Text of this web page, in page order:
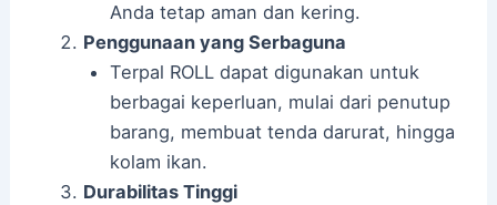
Anda tetap aman dan kering.
Penggunaan yang Serbaguna
Terpal ROLL dapat digunakan untuk
berbagai keperluan, mulai dari penutup
barang, membuat tenda darurat, hingga
kolam ikan.
Durabilitas Tinggi